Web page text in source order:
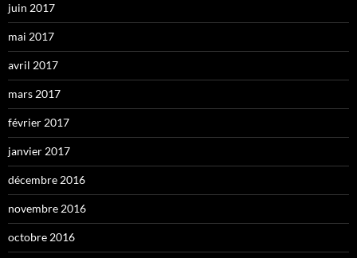
juin 2017
mai 2017
avril 2017
mars 2017
février 2017
janvier 2017
décembre 2016
novembre 2016
octobre 2016